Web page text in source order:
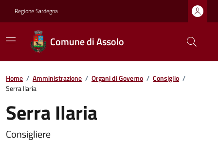
Regione Sardegna
Comune di Assolo
Home / Amministrazione / Organi di Governo / Consiglio /
Serra Ilaria
Serra Ilaria
Consigliere